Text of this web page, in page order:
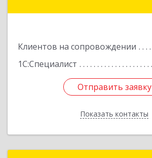
Клиентов на сопровождении
1С:Специалист
Отправить заявку
Показать контакты
Отправить заявку
Назад